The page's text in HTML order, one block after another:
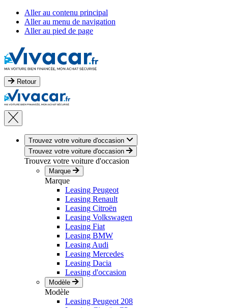
Aller au contenu principal
Aller au menu de navigation
Aller au pied de page
Retour
Trouvez votre voiture d'occasion
Trouvez votre voiture d'occasion
Trouvez votre voiture d'occasion
Marque
Marque
Leasing Peugeot
Leasing Renault
Leasing Citroën
Leasing Volkswagen
Leasing Fiat
Leasing BMW
Leasing Audi
Leasing Mercedes
Leasing Dacia
Leasing d'occasion
Modèle
Modèle
Leasing Peugeot 208